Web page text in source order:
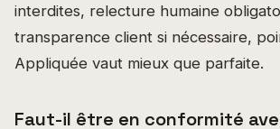
interdites, relecture humaine
transparence client si nécessaire,
Appliquée vaut mieux que parfaite.
Faut-il être en conformité